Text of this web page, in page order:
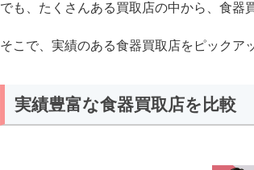
でも、たくさんある買取店の中から、食器
そこで、実績のある食器買取店をピックア
実績豊富な食器買取店を比較